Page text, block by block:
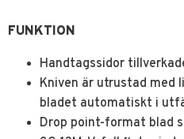
FUNKTION
Handtagssidor
Kniven är utrustad med
bladet automatiskt i
Drop point-format blad